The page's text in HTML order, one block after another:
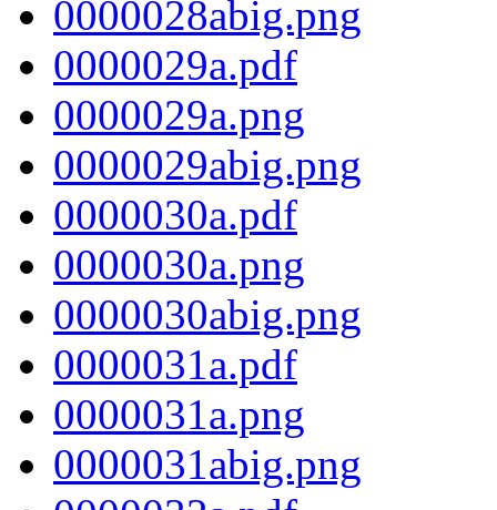
0000028abig.png
0000029a.pdf
0000029a.png
0000029abig.png
0000030a.pdf
0000030a.png
0000030abig.png
0000031a.pdf
0000031a.png
0000031abig.png